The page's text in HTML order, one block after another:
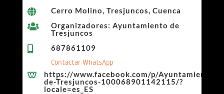

Cerro Molino, Tresjuncos, Cuenca

Organizadores: Ayuntamiento de
Tresjuncos

687861109
Contactar WhatsApp

https://www.facebook.com/p/Ayuntamiento-
de-Tresjuncos-100068901142115/?
locale=es_ES